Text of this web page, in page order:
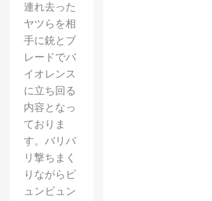
連れ去った
ヤツらを相
手に銃とブ
レードでバ
イオレンス
に立ち回る
内容となっ
ておりま
す。バリバ
リ撃ちまく
りながらビ
ュンビュン